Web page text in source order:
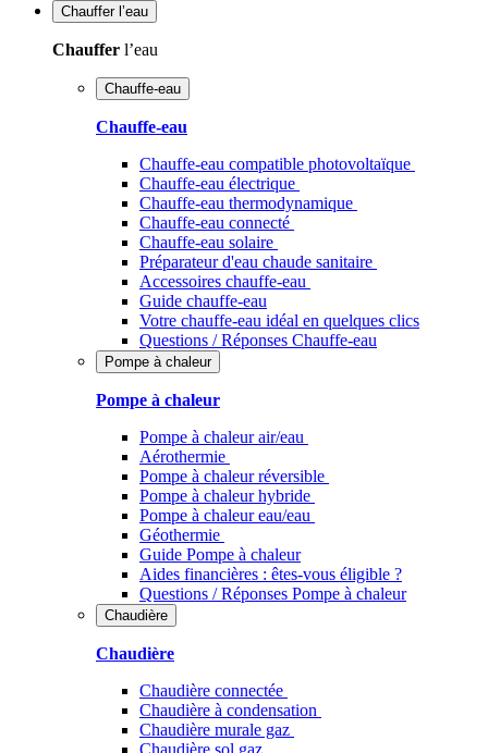
Chauffer l’eau
Chauffer l’eau
Chauffe-eau
Chauffe-eau
Chauffe-eau compatible photovoltaïque
Chauffe-eau électrique
Chauffe-eau thermodynamique
Chauffe-eau connecté
Chauffe-eau solaire
Préparateur d'eau chaude sanitaire
Accessoires chauffe-eau
Guide chauffe-eau
Votre chauffe-eau idéal en quelques clics
Questions / Réponses Chauffe-eau
Pompe à chaleur
Pompe à chaleur
Pompe à chaleur air/eau
Aérothermie
Pompe à chaleur réversible
Pompe à chaleur hybride
Pompe à chaleur​ eau/eau
Géothermie
Guide Pompe à chaleur
Aides financières : êtes-vous éligible ?
Questions / Réponses Pompe à chaleur
Chaudière
Chaudière
Chaudière connectée
Chaudière à condensation
Chaudière murale gaz
Chaudière sol gaz